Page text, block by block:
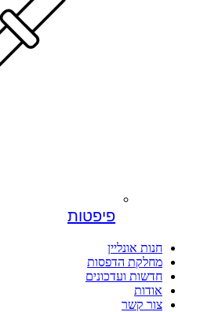
פיפטות
חנות אונליין
מחלקת הדפסות
חדשות ועדכונים
אודות
צור קשר